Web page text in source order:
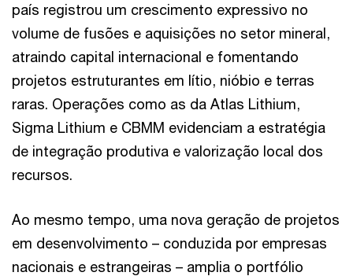
país registrou um crescimento expressivo no
volume de fusões e aquisições no setor mineral,
atraindo capital internacional e fomentando
projetos estruturantes em lítio, nióbio e terras
raras. Operações como as da Atlas Lithium,
Sigma Lithium e CBMM evidenciam a estratégia
de integração produtiva e valorização local dos
recursos.
Ao mesmo tempo, uma nova geração de projetos
em desenvolvimento – conduzida por empresas
nacionais e estrangeiras – amplia o portfólio